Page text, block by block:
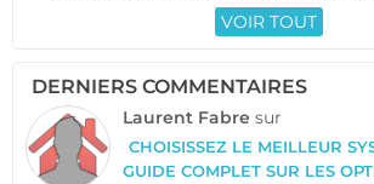
VOIR TOUT
DERNIERS COMMENTAIRES
Laurent Fabre sur
CHOISISSEZ LE MEILLEUR
GUIDE COMPLET SUR LES